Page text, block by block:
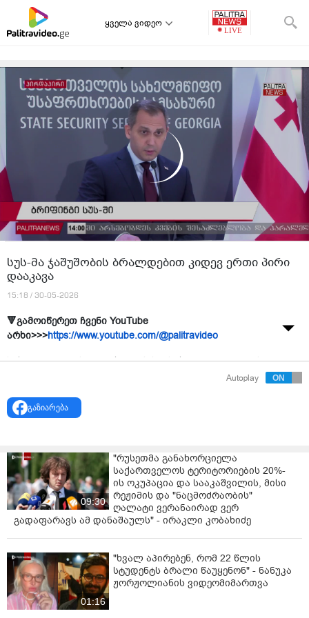
ყველა ვიდეო
სუს-მა ჯაშუშობის ბრალდებით კიდევ ერთი პირი
დააკავა
15:18 / 30-05-2026
🔻გამოიწერეთ ჩვენი YouTube
არხი>>>https://www.youtube.com/@palitravideo
სახელმწიფო უსაფრთხოების სამსახურმა ჯაშუშობის
აღნიშნულის შესახებ სუს-ში ბრიფინგი გაიმართა.
მოქალაქე, რომელსაც ბრალად უცხო ქვეყნის
სპეცსამსახურების დავალებით ინფორმაციის
შეგროვება და გადაცემა ედება.
„სახელმწიფო უსაფრთხოების სამსახურის
კონტრდაზვერვის დეპარტამენტის თანამშრომლების
მიერ ჯაშუშობისთვის, კერძოდ, უცხო ქვეყნის
სპეცსამსახურის თანამშრომლების დავალებით,
ინფორმაციის შეგროვებისა და გადაცემის
ბრალდებით, დაკავებულია საქართველოს ერთი
მოქალაქე.
Autoplay
გაზიარება
09:30
"რუსეთმა განახორციელა
საქართველოს ტერიტორიების 20%-
ის ოკუპაცია და სააკაშვილის, მისი
რეჟიმის და "ნაცმოძრაობის"
ღალატი ვერანაირად ვერ
გადაფარავს ამ დანაშაულს" - ირაკლი კობახიძე
01:16
"ხვალ აპირებენ, რომ 22 წლის
სტუდენტს ბრალი წაუყენონ" - ნანუკა
ჟორჟოლიანის ვიდეომიმართვა